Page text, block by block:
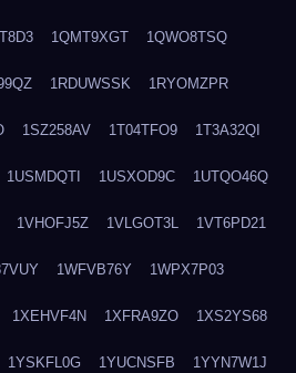
1QMT9XGT 1QWO8TSQ
1RDUWSSK 1RYOMZPR
1SZ258AV 1T04TFO9 1T3A32QI
1USMDQTI 1USXOD9C 1UTQO46Q
1VHOFJ5Z 1VLGOT3L 1VT6PD21
1WFVB76Y 1WPX7P03
1XEHVF4N 1XFRA9ZO 1XS2YS68
1YSKFL0G 1YUCNSFB 1YYN7W1J